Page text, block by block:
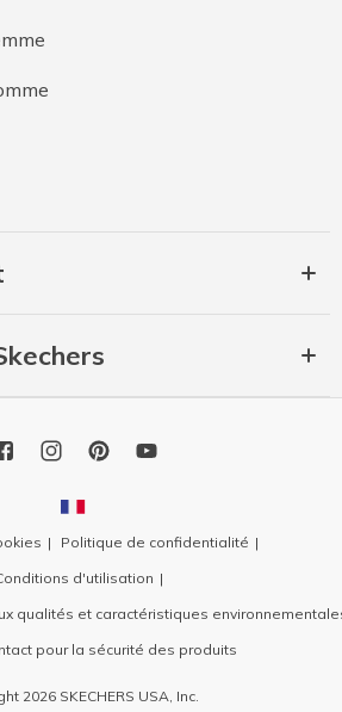
Politique de confidentialité
d'utilisation
qualités et caractéristiques
pour la sécurité des produits
2026 SKECHERS USA, Inc.